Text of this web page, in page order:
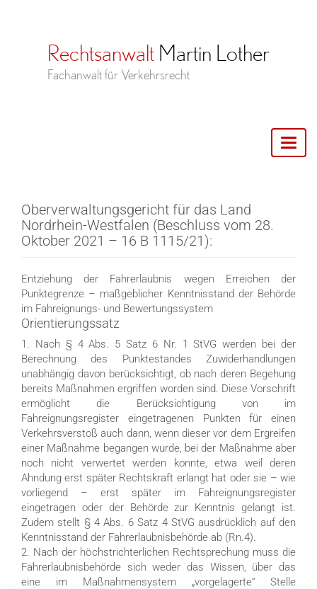
Oberverwaltungsgericht für das Land
Nordrhein-Westfalen (Beschluss vom 28.
Oktober 2021 – 16 B 1115/21):
Entziehung der Fahrerlaubnis wegen Erreichen der
Punktegrenze – maßgeblicher Kenntnisstand der Behörde
im Fahreignungs- und Bewertungssystem
Orientierungssatz
1. Nach § 4 Abs. 5 Satz 6 Nr. 1 StVG werden bei der
Berechnung des Punktestandes Zuwiderhandlungen
unabhängig davon berücksichtigt, ob nach deren Begehung
bereits Maßnahmen ergriffen worden sind. Diese Vorschrift
ermöglicht die Berücksichtigung von im
Fahreignungsregister eingetragenen Punkten für einen
Verkehrsverstoß auch dann, wenn dieser vor dem Ergreifen
einer Maßnahme begangen wurde, bei der Maßnahme aber
noch nicht verwertet werden konnte, etwa weil deren
Ahndung erst später Rechtskraft erlangt hat oder sie – wie
vorliegend – erst später im Fahreignungsregister
eingetragen oder der Behörde zur Kenntnis gelangt ist.
Zudem stellt § 4 Abs. 6 Satz 4 StVG ausdrücklich auf den
Kenntnisstand der Fahrerlaubnisbehörde ab (Rn.4).
2. Nach der höchstrichterlichen Rechtsprechung muss die
Fahrerlaubnisbehörde sich weder das Wissen, über das
eine im Maßnahmensystem „vorgelagerte“ Stelle